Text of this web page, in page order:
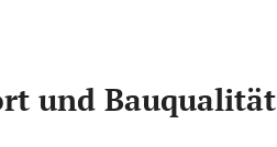
und Bauqualität